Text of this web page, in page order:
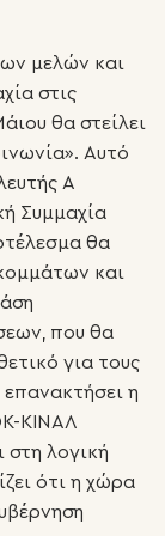
μελών και
στις
θα στείλει
Αυτό
Α
Συμμαχία
θα
και
που θα
για τους
επανακτήσει η
ΚΙΝΑΛ
στη λογική
ότι η χώρα